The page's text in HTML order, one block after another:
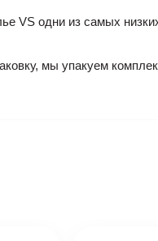
VS одни из самых
мы упакуем